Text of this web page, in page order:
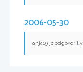
2006-05-30
anja19 je odgovoril v